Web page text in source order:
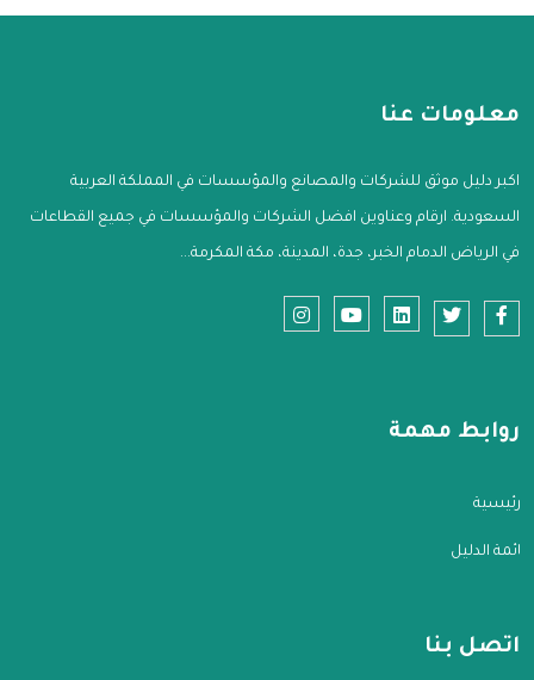
معلومات عنا
اكبر دليل موثق للشركات والمصانع والمؤسسات في المملكة العربية
السعودية. ارقام وعناوين افضل الشركات والمؤسسات في جميع القطاعات
في الرياض الدمام الخبر، جدة، المدينة، مكة المكرمة...
روابط مهمة
الرئيسية
قائمة الدليل
اتصل بنا